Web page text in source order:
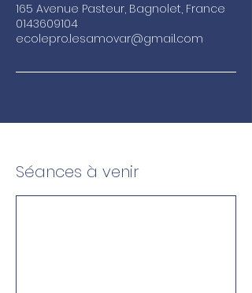
165 Avenue Pasteur, Bagnolet, France
0143609104
ecolepro.lesamovar@gmail.com
Séances à venir